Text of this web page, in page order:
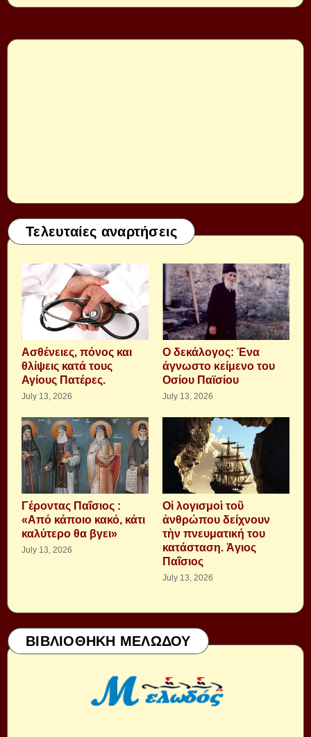
Τελευταίες αναρτήσεις
Aσθένειες, πόνος και
θλίψεις κατά τους
Αγίους Πατέρες.
July 13, 2026
Ο δεκάλογος: Ένα
άγνωστο κείμενο του
Οσίου Παϊσίου
July 13, 2026
Γέροντας Παΐσιος :
«Από κάποιο κακό, κάτι
καλύτερο θα βγει»
July 13, 2026
Οἱ λογισμοὶ τοῦ
ἀνθρώπου δείχνουν
τὴν πνευματική του
κατάσταση. Ἁγιος
Παΐσιος
July 13, 2026
ΒΙΒΛΙΟΘΗΚΗ ΜΕΛΩΔΟΥ